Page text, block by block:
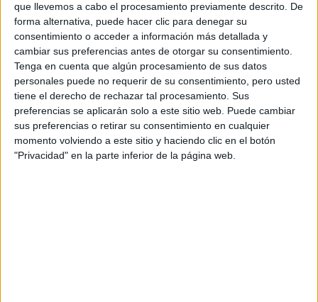
que llevemos a cabo el procesamiento previamente descrito. De
forma alternativa, puede hacer clic para denegar su
consentimiento o acceder a información más detallada y
cambiar sus preferencias antes de otorgar su consentimiento.
Tenga en cuenta que algún procesamiento de sus datos
personales puede no requerir de su consentimiento, pero usted
tiene el derecho de rechazar tal procesamiento. Sus
preferencias se aplicarán solo a este sitio web. Puede cambiar
sus preferencias o retirar su consentimiento en cualquier
momento volviendo a este sitio y haciendo clic en el botón
"Privacidad" en la parte inferior de la página web.